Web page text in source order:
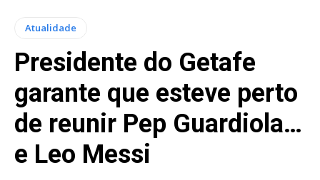
Atualidade
Presidente do Getafe
garante que esteve perto
de reunir Pep Guardiola…
e Leo Messi